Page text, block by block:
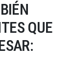
QUE